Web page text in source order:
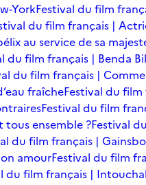
YorkFestival du film
du film français |
au service de sa
du film français | Benda
du film français |
fraîcheFestival du
Festival du film
tous ensemble ?Festival
du film français |
amourFestival du film
du film français |